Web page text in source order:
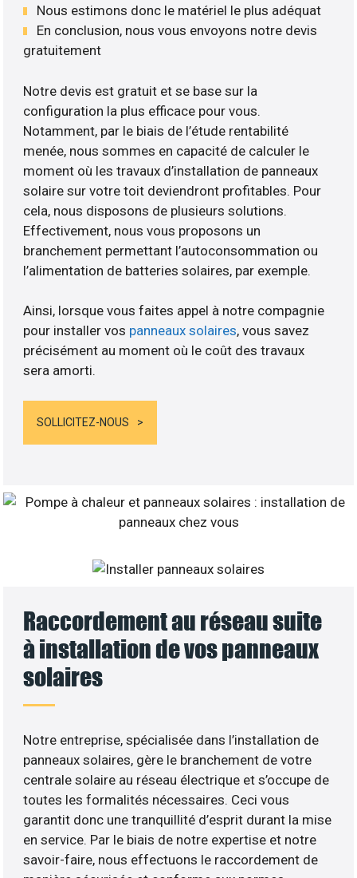
Nous estimons donc le matériel le plus adéquat
En conclusion, nous vous envoyons notre devis
gratuitement
Notre devis est gratuit et se base sur la
configuration la plus efficace pour vous.
Notamment, par le biais de l’étude rentabilité
menée, nous sommes en capacité de calculer le
moment où les travaux d’installation de panneaux
solaire sur votre toit deviendront profitables. Pour
cela, nous disposons de plusieurs solutions.
Effectivement, nous vous proposons un
branchement permettant l’autoconsommation ou
l’alimentation de batteries solaires, par exemple.
Ainsi, lorsque vous faites appel à notre compagnie
pour installer vos panneaux solaires, vous savez
précisément au moment où le coût des travaux
sera amorti.
SOLLICITEZ-NOUS
Raccordement au réseau suite
à installation de vos panneaux
solaires
Notre entreprise, spécialisée dans l’installation de
panneaux solaires, gère le branchement de votre
centrale solaire au réseau électrique et s’occupe de
toutes les formalités nécessaires. Ceci vous
garantit donc une tranquillité d’esprit durant la mise
en service. Par le biais de notre expertise et notre
savoir-faire, nous effectuons le raccordement de